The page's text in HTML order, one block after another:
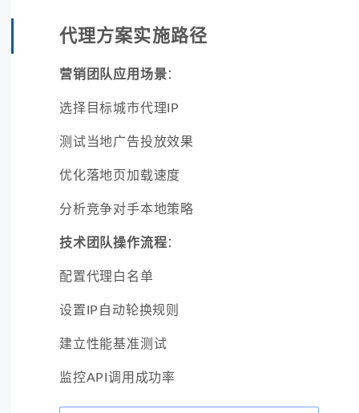
代理方案实施路径
营销团队应用场景：
选择目标城市代理IP
测试当地广告投放效果
优化落地页加载速度
分析竞争对手本地策略
技术团队操作流程：
配置代理白名单
设置IP自动轮换规则
建立性能基准测试
监控API调用成功率